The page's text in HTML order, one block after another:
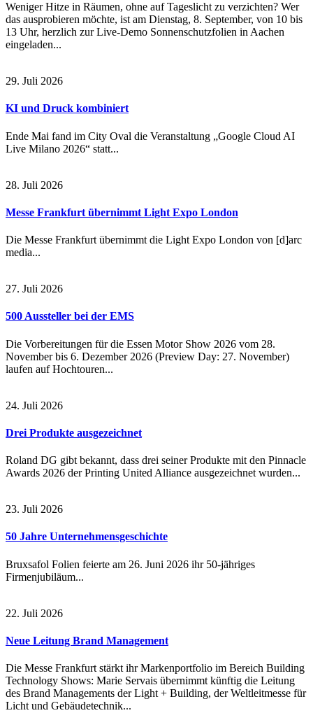
Weniger Hitze in Räumen, ohne auf Tageslicht zu verzichten? Wer
das ausprobieren möchte, ist am Dienstag, 8. September, von 10 bis
13 Uhr, herzlich zur Live-Demo Sonnenschutzfolien in Aachen
eingeladen...
29. Juli 2026
KI und Druck kombiniert
Ende Mai fand im City Oval die Veranstaltung „Google Cloud AI
Live Milano 2026“ statt...
28. Juli 2026
Messe Frankfurt übernimmt Light Expo London
Die Messe Frankfurt übernimmt die Light Expo London von [d]arc
media...
27. Juli 2026
500 Aussteller bei der EMS
Die Vorbereitungen für die Essen Motor Show 2026 vom 28.
November bis 6. Dezember 2026 (Preview Day: 27. November)
laufen auf Hochtouren...
24. Juli 2026
Drei Produkte ausgezeichnet
Roland DG gibt bekannt, dass drei seiner Produkte mit den Pinnacle
Awards 2026 der Printing United Alliance ausgezeichnet wurden...
23. Juli 2026
50 Jahre Unternehmensgeschichte
Bruxsafol Folien feierte am 26. Juni 2026 ihr 50-jähriges
Firmenjubiläum...
22. Juli 2026
Neue Leitung Brand Management
Die Messe Frankfurt stärkt ihr Markenportfolio im Bereich Building
Technology Shows: Marie Servais übernimmt künftig die Leitung
des Brand Managements der Light + Building, der Weltleitmesse für
Licht und Gebäudetechnik...